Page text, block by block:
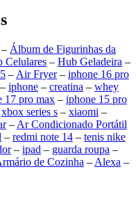
– Álbum de Figurinhas da
Celulares – Hub Geladeira –
– Air Fryer– iphone 16 pro
– iphone – creatina – whey
17 pro max – iphone 15 pro
xbox series s – xiaomi –
– Ar Condicionado Portátil
– redmi note 14 – tenis nike
– ipad – guarda roupa –
de Cozinha – Alexa –